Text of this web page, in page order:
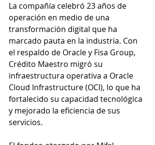
La compañía celebró 23 años de
operación en medio de una
transformación digital que ha
marcado pauta en la industria. Con
el respaldo de Oracle y Fisa Group,
Crédito Maestro migró su
infraestructura operativa a Oracle
Cloud Infrastructure (OCI), lo que ha
fortalecido su capacidad tecnológica
y mejorado la eficiencia de sus
servicios.